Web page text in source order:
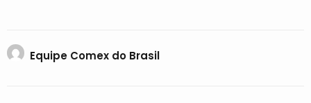
Equipe Comex do Brasil